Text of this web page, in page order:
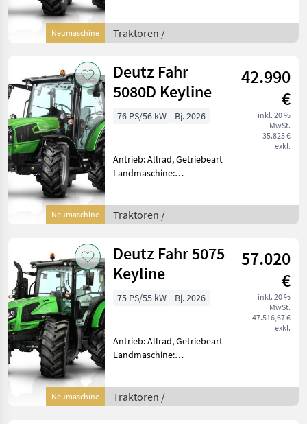
Neumaschine
Zapfwellendrehzahl:
540/540E/1000,
km/h: 40 km/h, Aufladung:
Tu
Traktoren /
Neumaschine
Deutz Fahr
5080D Keyline
42.990
€
inkl. 20 %
MwSt.
35.825 €
exkl.
76 PS/56 kW Bj. 2026
Antrieb: Allrad, Getriebeart
Landmaschine:
Zapfwellendrehzahl:
540/540E,
km/h: 40 km/h, Aufladung:
Turbolader
Traktoren /
Neumaschine
Deutz Fahr 5075
Keyline
57.020
€
inkl. 20 %
MwSt.
47.516,67 €
exkl.
75 PS/55 kW Bj. 2026
Antrieb: Allrad, Getriebeart
Landmaschine:
Zapfwellendrehzahl:
540/540E,
Traktoren /